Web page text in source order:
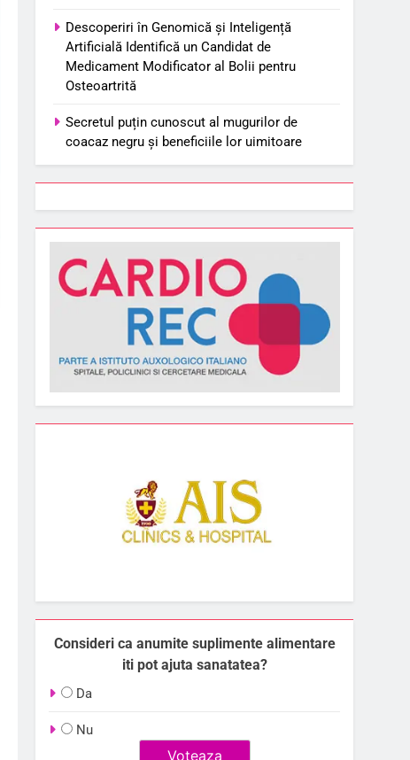
Descoperiri în Genomică și Inteligență
Artificială Identifică un Candidat de
Medicament Modificator al Bolii pentru
Osteoartrită
Secretul puțin cunoscut al mugurilor de
coacaz negru și beneficiile lor uimitoare
Consideri ca anumite suplimente alimentare
iti pot ajuta sanatatea?
Da
Nu